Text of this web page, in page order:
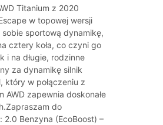
Titanium z 2020
w topowej wersji
sportową dynamikę,
cztery koła, co czyni go
i na długie, rodzinne
za dynamikę silnik
który w połączeniu z
zapewnia doskonałe
do
2.0 Benzyna (EcoBoost) –